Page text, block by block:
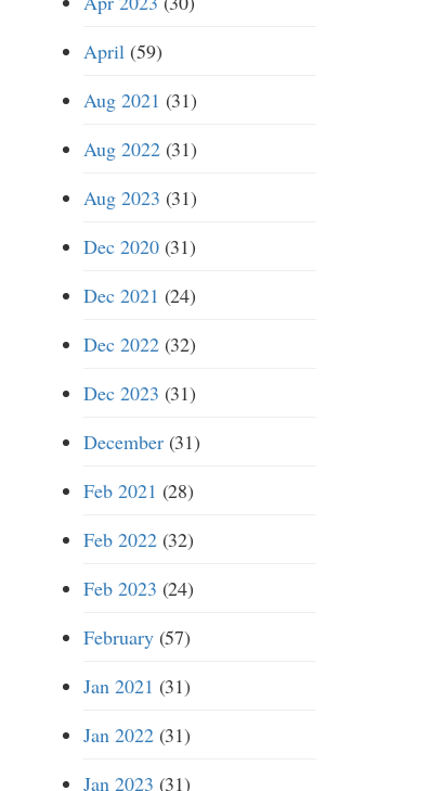
April(59)
Aug 2021 (31)
Aug 2022(31)
Aug 2023 (31)
Dec 2020(31)
Dec 2021 (24)
Dec 2022(32)
Dec 2023 (31)
December(31)
Feb 2021 (28)
Feb 2022(32)
Feb 2023 (24)
February(57)
Jan 2021 (31)
Jan 2022(31)
Jan 2023 (31)